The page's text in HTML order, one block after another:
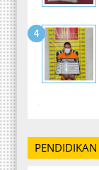
-
PENDIDIKAN